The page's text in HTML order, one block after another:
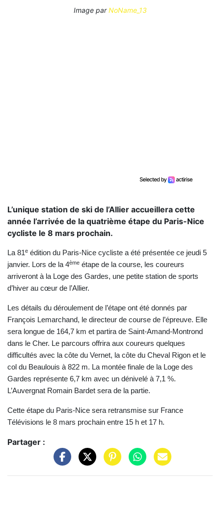
Image parNoName_13
L’unique station de ski de l’Allier accueillera cette
année l’arrivée de la quatrième étape du Paris-Nice
cycliste le 8 mars prochain.
La 81e édition du Paris-Nice cycliste a été présentée ce jeudi 5
janvier. Lors de la 4ème étape de la course, les coureurs
arriveront à la Loge des Gardes, une petite station de sports
d’hiver au cœur de l’Allier.
Les détails du déroulement de l’étape ont été donnés par
François Lemarchand, le directeur de course de l’épreuve. Elle
sera longue de 164,7 km et partira de Saint-Amand-Montrond
dans le Cher. Le parcours offrira aux coureurs quelques
difficultés avec la côte du Vernet, la côte du Cheval Rigon et le
col du Beaulouis à 822 m. La montée finale de la Loge des
Gardes représente 6,7 km avec un dénivelé à 7,1 %.
L’Auvergnat Romain Bardet sera de la partie.
Cette étape du Paris-Nice sera retransmise sur France
Télévisions le 8 mars prochain entre 15 h et 17 h.
Partager :